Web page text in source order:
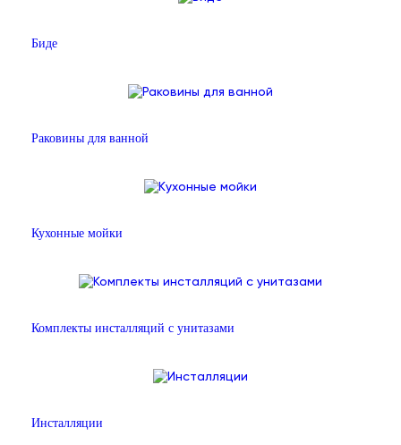
Биде
Раковины для ванной
Кухонные мойки
Комплекты инсталляций с унитазами
Инсталляции